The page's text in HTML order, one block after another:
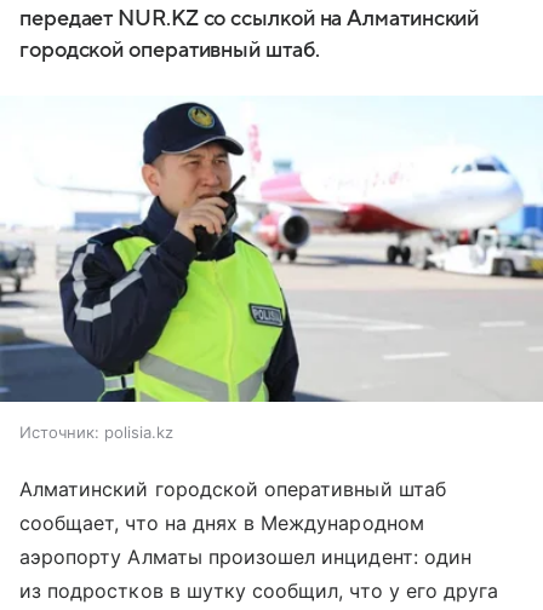
передает NUR.KZ со ссылкой на Алматинский
городской оперативный штаб.
Источник: polisia.kz
Алматинский городской оперативный штаб
сообщает, что на днях в Международном
аэропорту Алматы произошел инцидент: один
из подростков в шутку сообщил, что у его друга